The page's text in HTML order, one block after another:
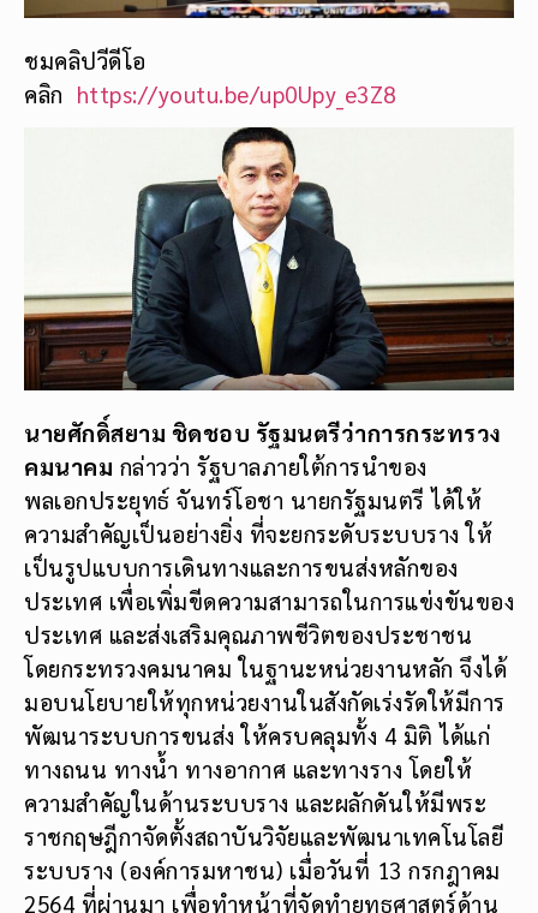
ชมคลิปวีดีโอ
คลิก https://youtu.be/up0Upy_e3Z8
นายศักดิ์สยาม ชิดชอบ รัฐมนตรีว่าการกระทรวง
คมนาคม กล่าวว่า รัฐบาลภายใต้การนำของ
พลเอกประยุทธ์ จันทร์โอชา นายกรัฐมนตรี ได้ให้
ความสำคัญเป็นอย่างยิ่ง ที่จะยกระดับระบบราง ให้
เป็นรูปแบบการเดินทางและการขนส่งหลักของ
ประเทศ เพื่อเพิ่มขีดความสามารถในการแข่งขันของ
ประเทศ และส่งเสริมคุณภาพชีวิตของประชาชน
โดยกระทรวงคมนาคม ในฐานะหน่วยงานหลัก จึงได้
มอบนโยบายให้ทุกหน่วยงานในสังกัดเร่งรัดให้มีการ
พัฒนาระบบการขนส่ง ให้ครบคลุมทั้ง 4 มิติ ได้แก่
ทางถนน ทางน้ำ ทางอากาศ และทางราง โดยให้
ความสำคัญในด้านระบบราง และผลักดันให้มีพระ
ราชกฤษฎีกาจัดตั้งสถาบันวิจัยและพัฒนาเทคโนโลยี
ระบบราง (องค์การมหาชน) เมื่อวันที่ 13 กรกฎาคม
2564 ที่ผ่านมา เพื่อทำหน้าที่จัดทำยุทธศาสตร์ด้าน